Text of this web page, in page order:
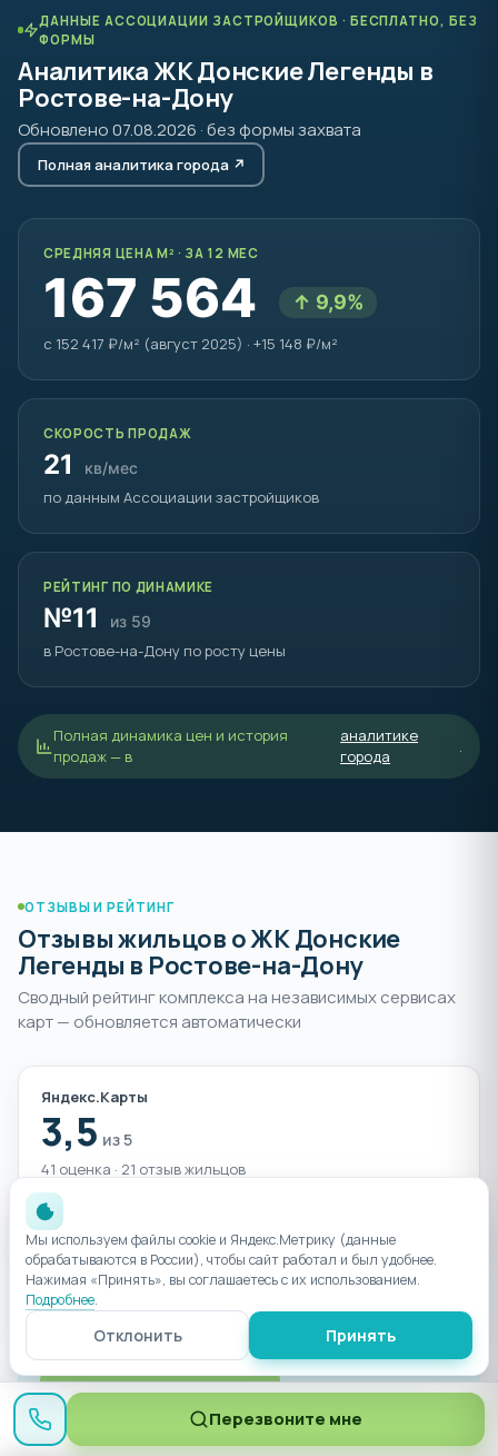
ДАННЫЕ АССОЦИАЦИИ ЗАСТРОЙЩИКОВ · БЕСПЛАТНО, БЕЗ
ФОРМЫ
Аналитика ЖК Донские Легенды в
Ростове-на-Дону
Обновлено 07.08.2026 · без формы захвата
Полная аналитика города ↗
СРЕДНЯЯ ЦЕНА М² · ЗА 12 МЕС
167 564 ↑ 9,9%
с 152 417 ₽/м² (август 2025) · +15 148 ₽/м²
СКОРОСТЬ ПРОДАЖ
21 кв/мес
по данным Ассоциации застройщиков
РЕЙТИНГ ПО ДИНАМИКЕ
№11 из 59
в Ростове-на-Дону по росту цены
Полная динамика цен и история
продаж — в
аналитике
города
.
ОТЗЫВЫ И РЕЙТИНГ
Отзывы жильцов о ЖК Донские
Легенды в Ростове-на-Дону
Сводный рейтинг комплекса на независимых сервисах
карт — обновляется автоматически
Яндекс.Карты
3,5 из 5
41 оценка · 21 отзыв жильцов
Читать отзывы
Хотите живые впечатления?Менеджер пришлёт
свежие отзывы жильцов и честно расскажет о
плюсах и минусах комплекса.
Спросить менеджера
Мы используем файлы cookie и Яндекс.Метрику (данные
обрабатываются в России), чтобы сайт работал и был удобнее.
Нажимая «Принять», вы соглашаетесь с их использованием.
Подробнее.
Отклонить Принять
Перезвоните мне